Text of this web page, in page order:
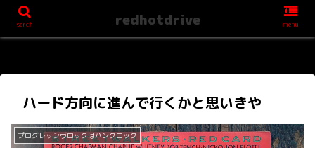
ハード方向に進んで行くかと思いきや
プログレッシヴロックはパンクロック
serch redhotdrive menu